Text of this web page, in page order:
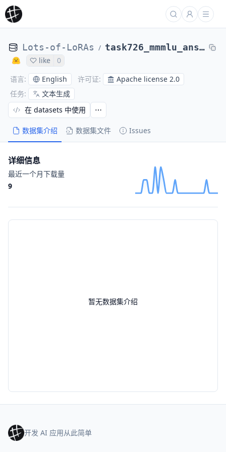
Lots-of-LoRAs / task726_mmmlu_answer_generation_philosophy
like
0
语言: English 许可证:
Apache license 2.0
任务: 文本生成
数据集介绍 数据集文件 Issues
在 datasets 中使用
暂无数据集介绍
详细信息
最近一个月下载量
9
开发 AI 应用从此简单